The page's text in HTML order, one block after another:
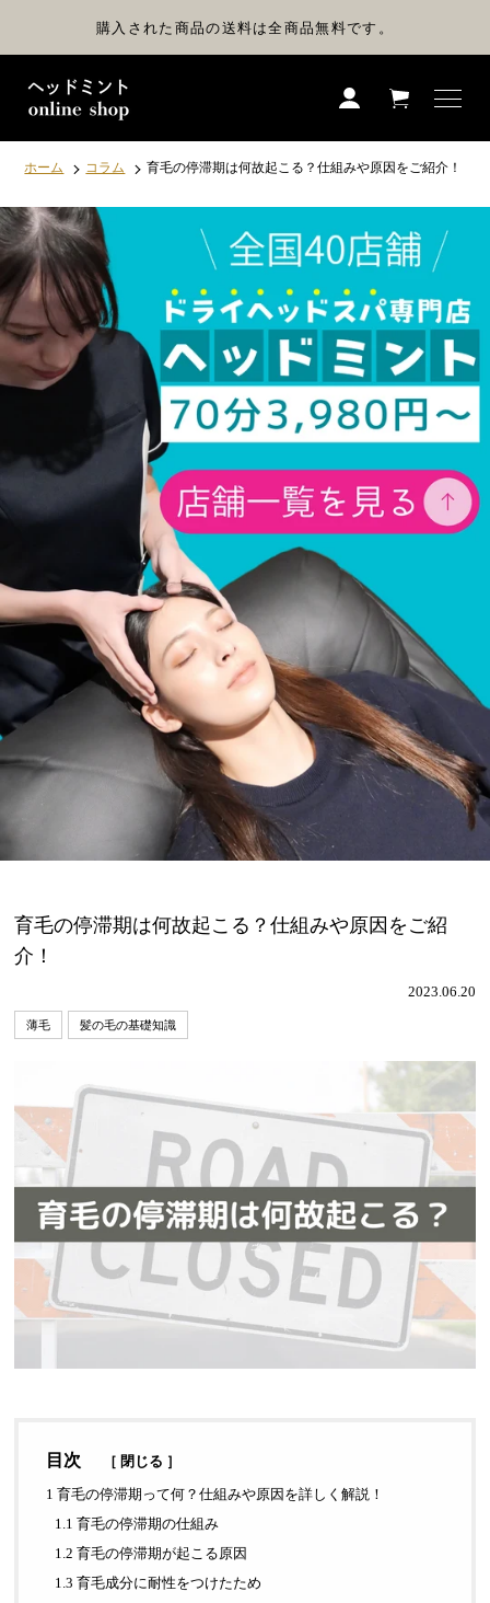
ン
ッ
購入された商品の送料は全商品無料です。
ホーム コラム 育毛の停滞期は何故起こる？仕組みや原因をご紹介！
育毛の停滞期は何故起こる？仕組みや原因をご紹
介！
2023.06.20
薄毛 髪の毛の基礎知識
目次 ［ 閉じる ］
1 育毛の停滞期って何？仕組みや原因を詳しく解説！
1.1 育毛の停滞期の仕組み
1.2 育毛の停滞期が起こる原因
1.3 育毛成分に耐性をつけたため